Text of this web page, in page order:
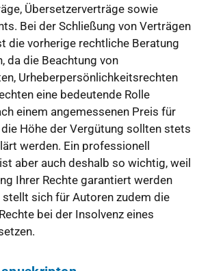
Übersetzerverträge sowie
Bei der Schließung von Verträgen
die vorherige rechtliche Beratung
da die Beachtung von
Urheberpersönlichkeitsrechten
eine bedeutende Rolle
einem angemessenen Preis für
Höhe der Vergütung sollten stets
werden. Ein professionell
aber auch deshalb so wichtig, weil
Ihrer Rechte garantiert werden
stellt sich für Autoren zudem die
bei der Insolvenz eines